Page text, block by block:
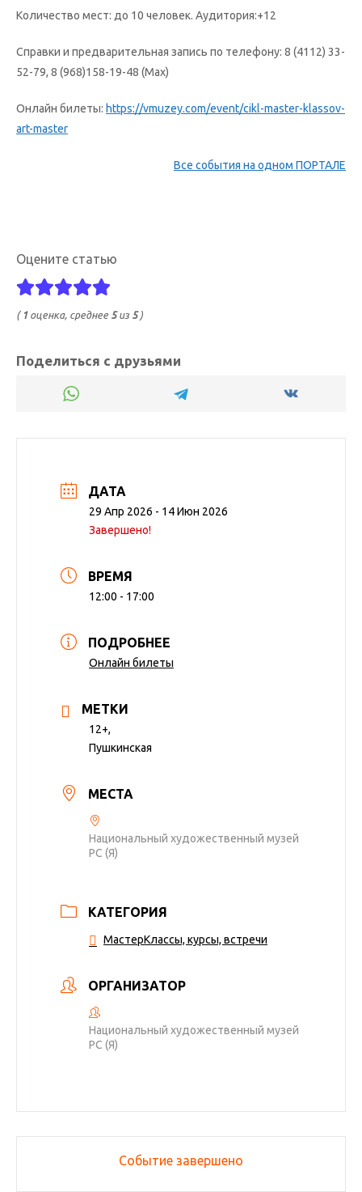
Количество мест: до 10 человек. Аудитория:+12
Справки и предварительная запись по телефону: 8 (4112) 33-
52-79, 8 (968)158-19-48 (Мах)
Онлайн билеты: https://vmuzey.com/event/cikl-master-klassov-
art-master
Все события на одном ПОРТАЛЕ
Оцените статью
( 1оценка, среднее 5из 5)
Поделиться с друзьями
ДАТА
29 Апр 2026 - 14 Июн 2026
Завершено!
ВРЕМЯ
12:00 - 17:00
ПОДРОБНЕЕ
Онлайн билеты
МЕТКИ
12+,
Пушкинская
МЕСТА
Национальный художественный музей
РС (Я)
КАТЕГОРИЯ
МастерКлассы, курсы, встречи
ОРГАНИЗАТОР
Национальный художественный музей
РС (Я)
Событие завершено